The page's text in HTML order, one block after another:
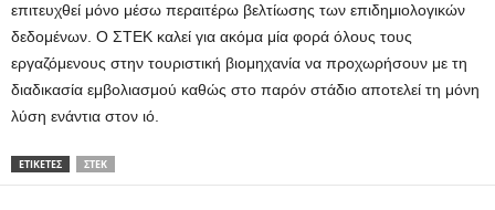
επιτευχθεί μόνο μέσω περαιτέρω βελτίωσης των επιδημιολογικών
δεδομένων. Ο ΣΤΕΚ καλεί για ακόμα μία φορά όλους τους
εργαζόμενους στην τουριστική βιομηχανία να προχωρήσουν με τη
διαδικασία εμβολιασμού καθώς στο παρόν στάδιο αποτελεί τη μόνη
λύση ενάντια στον ιό.
ΕΤΙΚΕΤΕΣ ΣΤΕΚ